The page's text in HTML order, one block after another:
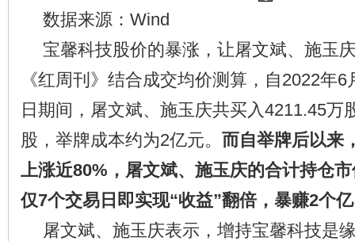
数据来源：Wind
宝馨科技股价的暴涨，让屠文斌、施玉
《红周刊》结合成交均价测算，自2022年
日期间，屠文斌、施玉庆共买入4211.45万
股，举牌成本约为2亿元。 而自举牌后以来
上涨近80%，屠文斌、施玉庆的合计持仓
仅7个交易日即实现“收益”翻倍，暴赚2个
屠文斌、施玉庆表示，增持宝馨科技是